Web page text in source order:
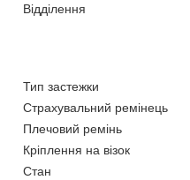
Відділення
Тип застежки
Страхувальний ремінець
Плечовий ремінь
Кріплення на візок
Стан